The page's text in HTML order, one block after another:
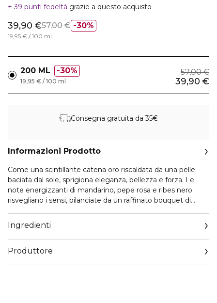
39 punti fedeltà grazie a questo acquisto
30%
39,90 €57,00 €
19,95 € / 100 ml
200 ML 30% 57,00 €
39,90 €
19,95 € / 100 ml
Consegna gratuita da 35€
Informazioni Prodotto
Come una scintillante catena oro riscaldata da una pelle
baciata dal sole, sprigiona eleganza, bellezza e forza. Le
note energizzanti di mandarino, pepe rosa e ribes nero
risvegliano i sensi, bilanciate da un raffinato bouquet di
terroso ed elegante.
Audace e indimenticabile, questa fragranza floreale legnosa
muschiata evoca la sensazione rinvigorente di una
avventurosa evasione – Preparatevi ad esserne trasportati.
Ingredienti
Produttore